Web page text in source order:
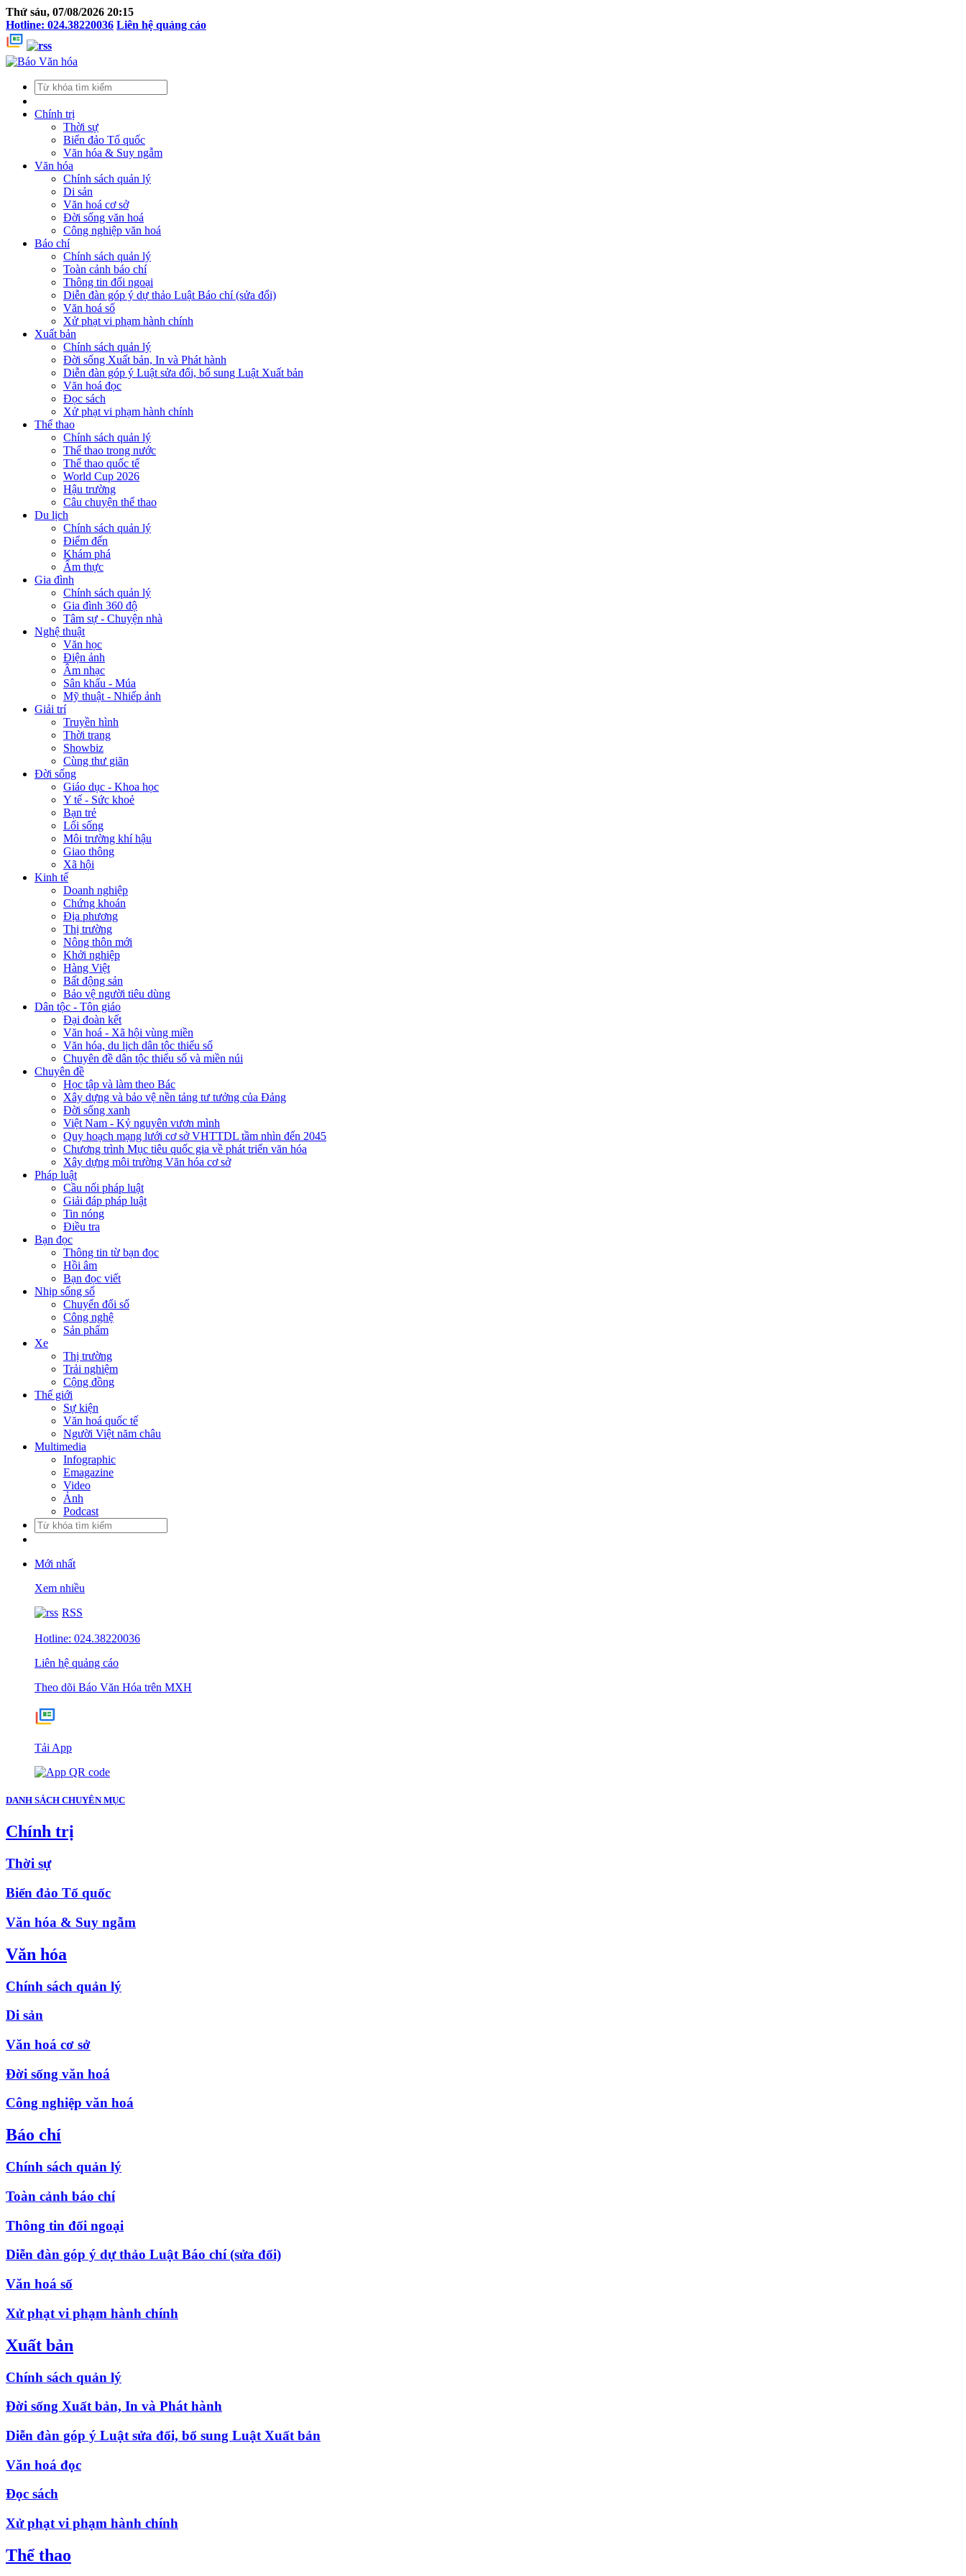
Thứ sáu, 07/08/2026 20:15
Hotline: 024.38220036 Liên hệ quảng cáo
Chính trị
Thời sự
Biển đảo Tổ quốc
Văn hóa & Suy ngẫm
Văn hóa
Chính sách quản lý
Di sản
Văn hoá cơ sở
Đời sống văn hoá
Công nghiệp văn hoá
Báo chí
Chính sách quản lý
Toàn cảnh báo chí
Thông tin đối ngoại
Diễn đàn góp ý dự thảo Luật Báo chí (sửa đổi)
Văn hoá số
Xử phạt vi phạm hành chính
Xuất bản
Chính sách quản lý
Đời sống Xuất bản, In và Phát hành
Diễn đàn góp ý Luật sửa đổi, bổ sung Luật Xuất bản
Văn hoá đọc
Đọc sách
Xử phạt vi phạm hành chính
Thể thao
Chính sách quản lý
Thể thao trong nước
Thể thao quốc tế
World Cup 2026
Hậu trường
Câu chuyện thể thao
Du lịch
Chính sách quản lý
Điểm đến
Khám phá
Ẩm thực
Gia đình
Chính sách quản lý
Gia đình 360 độ
Tâm sự - Chuyện nhà
Nghệ thuật
Văn học
Điện ảnh
Âm nhạc
Sân khấu - Múa
Mỹ thuật - Nhiếp ảnh
Giải trí
Truyền hình
Thời trang
Showbiz
Cùng thư giãn
Đời sống
Giáo dục - Khoa học
Y tế - Sức khoẻ
Bạn trẻ
Lối sống
Môi trường khí hậu
Giao thông
Xã hội
Kinh tế
Doanh nghiệp
Chứng khoán
Địa phương
Thị trường
Nông thôn mới
Khởi nghiệp
Hàng Việt
Bất động sản
Bảo vệ người tiêu dùng
Dân tộc - Tôn giáo
Đại đoàn kết
Văn hoá - Xã hội vùng miền
Văn hóa, du lịch dân tộc thiểu số
Chuyên đề dân tộc thiểu số và miền núi
Chuyên đề
Học tập và làm theo Bác
Xây dựng và bảo vệ nền tảng tư tưởng của Đảng
Đời sống xanh
Việt Nam - Kỷ nguyên vươn mình
Quy hoạch mạng lưới cơ sở VHTTDL tầm nhìn đến 2045
Chương trình Mục tiêu quốc gia về phát triển văn hóa
Xây dựng môi trường Văn hóa cơ sở
Pháp luật
Cầu nối pháp luật
Giải đáp pháp luật
Tin nóng
Điều tra
Bạn đọc
Thông tin từ bạn đọc
Hồi âm
Bạn đọc viết
Nhịp sống số
Chuyển đổi số
Công nghệ
Sản phẩm
Xe
Thị trường
Trải nghiệm
Cộng đồng
Thế giới
Sự kiện
Văn hoá quốc tế
Người Việt năm châu
Multimedia
Infographic
Emagazine
Video
Ảnh
Podcast
Mới nhất
Xem nhiều
RSS
Hotline: 024.38220036
Liên hệ quảng cáo
Theo dõi Báo Văn Hóa trên MXH
Tải App
DANH SÁCH CHUYÊN MỤC
Chính trị
Thời sự
Biển đảo Tổ quốc
Văn hóa & Suy ngẫm
Văn hóa
Chính sách quản lý
Di sản
Văn hoá cơ sở
Đời sống văn hoá
Công nghiệp văn hoá
Báo chí
Chính sách quản lý
Toàn cảnh báo chí
Thông tin đối ngoại
Diễn đàn góp ý dự thảo Luật Báo chí (sửa đổi)
Văn hoá số
Xử phạt vi phạm hành chính
Xuất bản
Chính sách quản lý
Đời sống Xuất bản, In và Phát hành
Diễn đàn góp ý Luật sửa đổi, bổ sung Luật Xuất bản
Văn hoá đọc
Đọc sách
Xử phạt vi phạm hành chính
Thể thao